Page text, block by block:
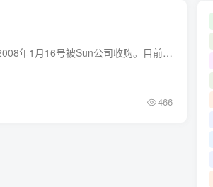
MySQL 是一个非常流行的小型关系型数据库管理系统，2008年1月16号被Sun公司收购。目前 MySQL 被广泛地应用在中小型 网站中。由于其体积小、速度快、总体拥有成本低，尤其是开放源码这一特点，许...
466